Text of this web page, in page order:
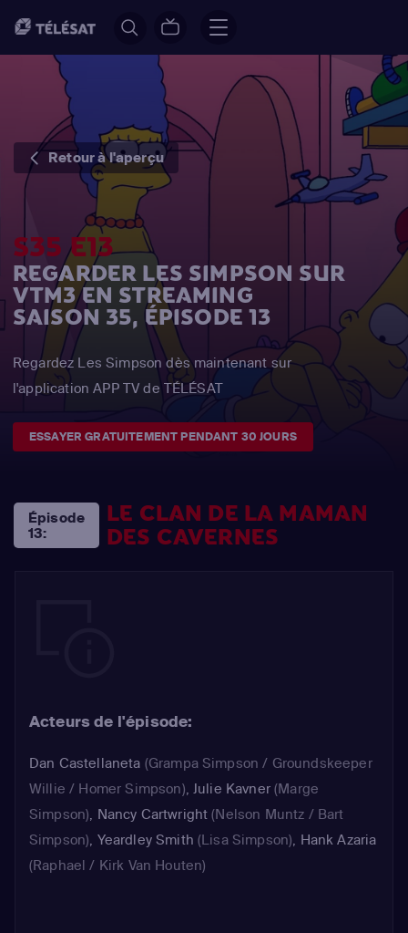
Retour à l'aperçu
S35 E13
REGARDER LES SIMPSON SUR
VTM3 EN STREAMING
SAISON 35, ÉPISODE 13
Regardez Les Simpson dès maintenant sur
l'application APP TV de TÉLÉSAT
ESSAYER GRATUITEMENT PENDANT 30 JOURS
Épisode
13:
LE CLAN DE LA MAMAN
DES CAVERNES
Acteurs de l'épisode:
Dan Castellaneta (Grampa Simpson / Groundskeeper
Willie / Homer Simpson),Julie Kavner(Marge
Simpson), Nancy Cartwright (Nelson Muntz / Bart
Simpson), Yeardley Smith (Lisa Simpson), Hank Azaria
(Raphael / Kirk Van Houten)